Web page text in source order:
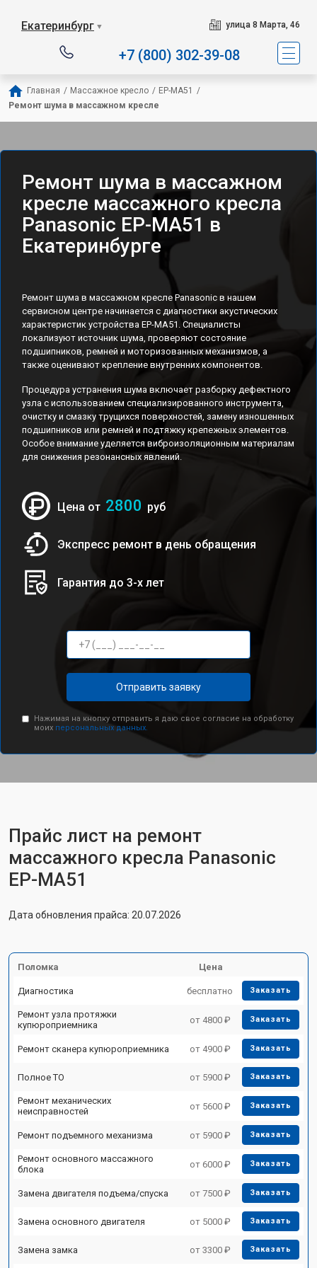
Екатеринбург ▼ улица 8 Марта, 46
+7 (800) 302-39-08
Главная / Массажное кресло / EP-MA51
/
Ремонт шума в массажном кресле
Ремонт шума в массажном
кресле массажного кресла
Panasonic EP-MA51 в
Екатеринбурге
Ремонт шума в массажном кресле Panasonic в нашем
сервисном центре начинается с диагностики акустических
характеристик устройства EP-MA51. Специалисты
локализуют источник шума, проверяют состояние
подшипников, ремней и моторизованных механизмов, а
также оценивают крепление внутренних компонентов.
Процедура устранения шума включает разборку дефектного
узла с использованием специализированного инструмента,
очистку и смазку трущихся поверхностей, замену изношенных
подшипников или ремней и подтяжку крепежных элементов.
Особое внимание уделяется виброизоляционным материалам
для снижения резонансных явлений.
Цена от 2800 руб
Экспресс ремонт в день обращения
Гарантия до 3-х лет
Отправить заявку
Нажимая на кнопку отправить я даю свое согласие на обработку
моих персональных данных.
Прайс лист на ремонт
массажного кресла Panasonic
EP-MA51
Дата обновления прайса: 20.07.2026
Поломка Цена
Диагностика бесплатно Заказать
Ремонт узла протяжки
купюроприемника
от 4800 ₽ Заказать
Ремонт сканера купюроприемника от 4900 ₽ Заказать
Полное ТО от 5900 ₽ Заказать
Ремонт механических
неисправностей
от 5600 ₽ Заказать
Ремонт подъемного механизма от 5900 ₽ Заказать
Ремонт основного массажного
блока
от 6000 ₽ Заказать
Замена двигателя подъема/спуска от 7500 ₽ Заказать
Замена основного двигателя от 5000 ₽ Заказать
Замена замка от 3300 ₽ Заказать